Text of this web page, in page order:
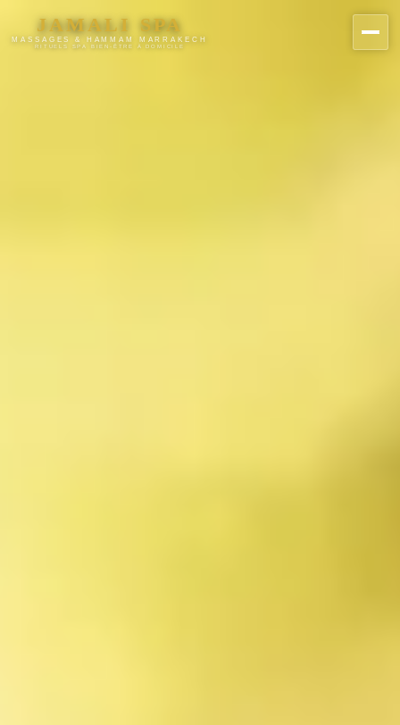
JAMALI SPA
MASSAGES & HAMMAM MARRAKECH
RITUELS SPA BIEN-ÊTRE À DOMICILE